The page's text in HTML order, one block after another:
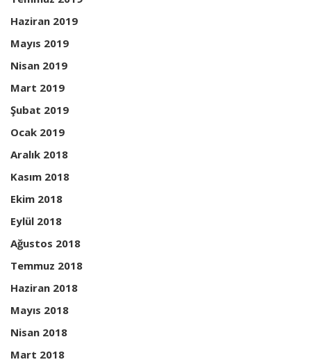
Haziran 2019
Mayıs 2019
Nisan 2019
Mart 2019
Şubat 2019
Ocak 2019
Aralık 2018
Kasım 2018
Ekim 2018
Eylül 2018
Ağustos 2018
Temmuz 2018
Haziran 2018
Mayıs 2018
Nisan 2018
Mart 2018